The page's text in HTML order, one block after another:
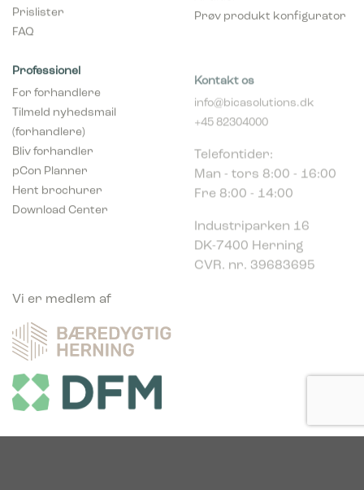
Prislister
FAQ
Prøv produkt konfigurator
Professionel
For forhandlere
Tilmeld nyhedsmail
(forhandlere)
Bliv forhandler
pCon Planner
Hent brochurer
Download Center
+45 82304000
Man - tors 8:00 - 16:00
Fre 8:00 - 14:00
DK-7400 Herning
CVR. nr. 39683695
Vi er medlem af